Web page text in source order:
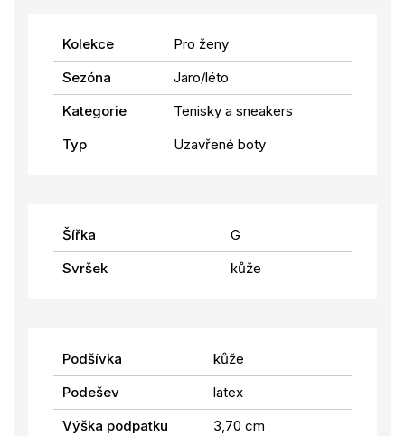
Kolekce
Pro ženy
Sezóna
Jaro/léto
Kategorie
Tenisky a sneakers
Typ
Uzavřené boty
Šířka
G
Svršek
kůže
Podšívka
kůže
Podešev
latex
Výška podpatku
3,70 cm